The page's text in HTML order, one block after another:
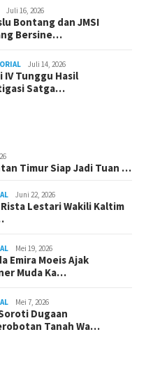
Juli 16, 2026
Bontang dan JMSI
Bersine…
Juli 14, 2026
IV Tunggu Hasil
Satga…
Timur Siap Jadi Tuan …
Juni 22, 2026
Lestari Wakili Kaltim
Mei 19, 2026
Emira Moeis Ajak
Muda Ka…
Mei 7, 2026
Dugaan
Tanah Wa…